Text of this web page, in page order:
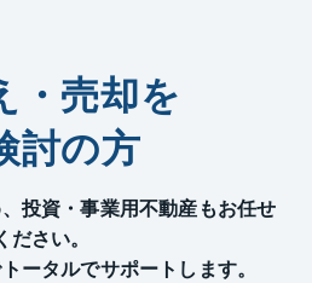
・売却を
討の方
投資・事業用不動産もお任せ
ださい。
ータルでサポートします。